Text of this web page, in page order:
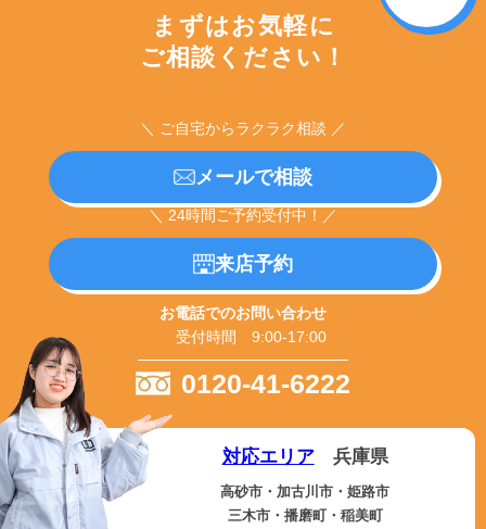
まずはお気軽に
ご相談ください！
＼ ご自宅からラクラク相談 ／
メールで相談
＼ 24時間ご予約受付中！／
来店予約
お電話でのお問い合わせ
受付時間 9:00-17:00
0120-41-6222
対応エリア兵庫県
高砂市・加古川市・姫路市
三木市・播磨町・稲美町